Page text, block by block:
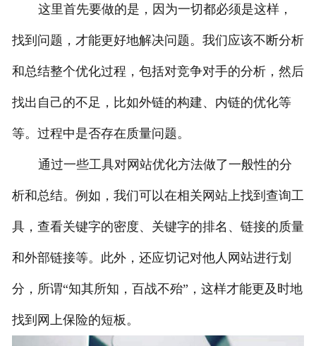
这里首先要做的是，因为一切都必须是这样，
找到问题，才能更好地解决问题。我们应该不断分析
和总结整个优化过程，包括对竞争对手的分析，然后
找出自己的不足，比如外链的构建、内链的优化等
等。过程中是否存在质量问题。
通过一些工具对网站优化方法做了一般性的分
析和总结。例如，我们可以在相关网站上找到查询工
具，查看关键字的密度、关键字的排名、链接的质量
和外部链接等。此外，还应切记对他人网站进行划
分，所谓“知其所知，百战不殆”，这样才能更及时地
找到网上保险的短板。